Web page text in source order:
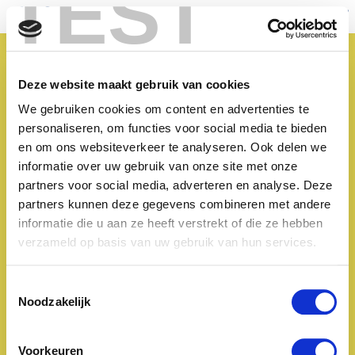
Deze website maakt gebruik van cookies
We gebruiken cookies om content en advertenties te
personaliseren, om functies voor social media te bieden
en om ons websiteverkeer te analyseren. Ook delen we
informatie over uw gebruik van onze site met onze
partners voor social media, adverteren en analyse. Deze
partners kunnen deze gegevens combineren met andere
informatie die u aan ze heeft verstrekt of die ze hebben
verzameld op basis van uw gebruik van hun services.
Noodzakelijk
Voorkeuren
fr
MAAK JE
EIGEN MAX MIX
Stuur een leuke videoboodschap voor je
MAX!
Heb jij een MAX gevonden? Breng deze persoon
op de hoogte en dat kan op een originele manier.
videoboodschap en stuur ze door naar je